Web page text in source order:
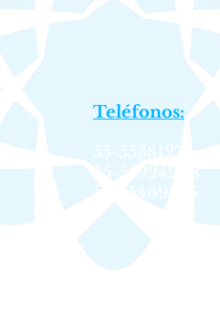
Teléfonos:
55-55381276
55-55924208
55-55469016